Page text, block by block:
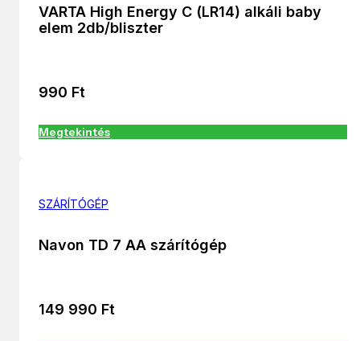
VARTA High Energy C (LR14) alkáli baby
elem 2db/bliszter
990 Ft
Megtekintés
SZÁRÍTÓGÉP
Navon TD 7 AA szárítógép
149 990 Ft